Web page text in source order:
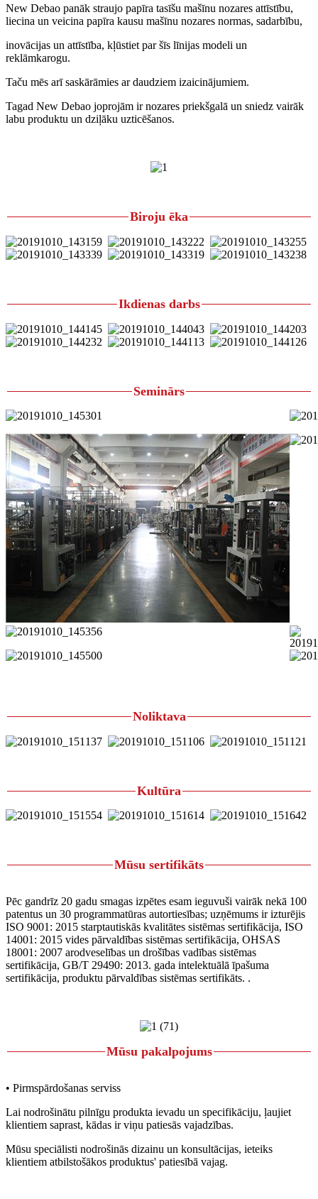
New Debao panāk straujo papīra tasīšu mašīnu nozares attīstību,
liecina un veicina papīra kausu mašīnu nozares normas, sadarbību,
inovācijas un attīstība, kļūstiet par šīs līnijas modeli un
reklāmkarogu.
Taču mēs arī saskārāmies ar daudziem izaicinājumiem.
Tagad New Debao joprojām ir nozares priekšgalā un sniedz vairāk
labu produktu un dziļāku uzticēšanos.
Biroju ēka
Ikdienas darbs
Seminārs
Noliktava
Kultūra
Mūsu sertifikāts
Pēc gandrīz 20 gadu smagas izpētes esam ieguvuši vairāk nekā 100
patentus un 30 programmatūras autortiesības; uzņēmums ir izturējis
ISO 9001: 2015 starptautiskās kvalitātes sistēmas sertifikācija, ISO
14001: 2015 vides pārvaldības sistēmas sertifikācija, OHSAS
18001: 2007 arodveselības un drošības vadības sistēmas
sertifikācija, GB/T 29490: 2013. gada intelektuālā īpašuma
sertifikācija, produktu pārvaldības sistēmas sertifikāts. .
Mūsu pakalpojums
• Pirmspārdošanas serviss
Lai nodrošinātu pilnīgu produkta ievadu un specifikāciju, ļaujiet
klientiem saprast, kādas ir viņu patiesās vajadzības.
Mūsu speciālisti nodrošinās dizainu un konsultācijas, ieteiks
klientiem atbilstošākos produktus' patiesībā vajag.